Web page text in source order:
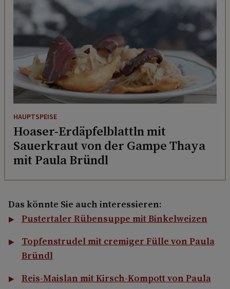
HAUPTSPEISE
Hoaser-Erdäpfelblattln mit
Sauerkraut von der Gampe Thaya
mit Paula Bründl
Das könnte Sie auch interessieren:
Pustertaler Rübensuppe mit Binkelweizen
Topfenstrudel mit cremiger Fülle von Paula
Bründl
Reis-Maislan mit Kirsch-Kompott von Paula